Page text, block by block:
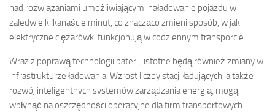
nad rozwiązaniami umożliwiającymi naładowanie pojazdu w
zaledwie kilkanaście minut, co znacząco zmieni sposób, w jaki
elektryczne ciężarówki funkcjonują w codziennym transporcie.
Wraz z poprawą technologii baterii, istotne będą również zmiany w
infrastrukturze ładowania. Wzrost liczby stacji ładujących, a także
rozwój inteligentnych systemów zarządzania energią, mogą
wpłynąć na oszczędności operacyjne dla firm transportowych.